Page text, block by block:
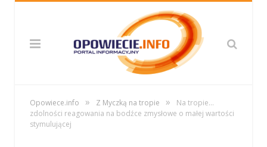
Opowiece.info » Z Myczką na tropie »
Na tropie…
zdolności reagowania na bodźce zmysłowe o małej wartości
stymulującej